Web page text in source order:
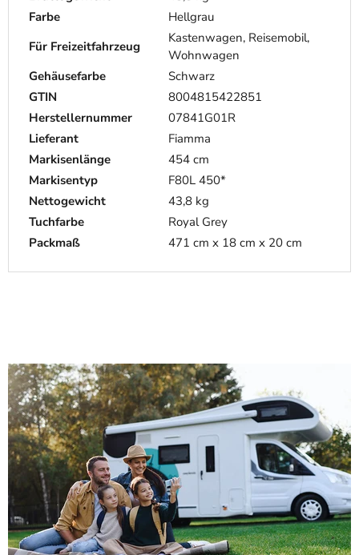
Farbe
Hellgrau
Für Freizeitfahrzeug
Kastenwagen, Reisemobil,
Wohnwagen
Gehäusefarbe
Schwarz
GTIN
8004815422851
Herstellernummer
07841G01R
Lieferant
Fiamma
Markisenlänge
454 cm
Markisentyp
F80L 450*
Nettogewicht
43,8 kg
Tuchfarbe
Royal Grey
Packmaß
471 cm x 18 cm x 20 cm